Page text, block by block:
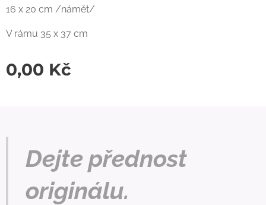
16 x 20 cm /námět/
V rámu 35 x 37 cm
0,00 Kč
Dejte přednost
originálu.